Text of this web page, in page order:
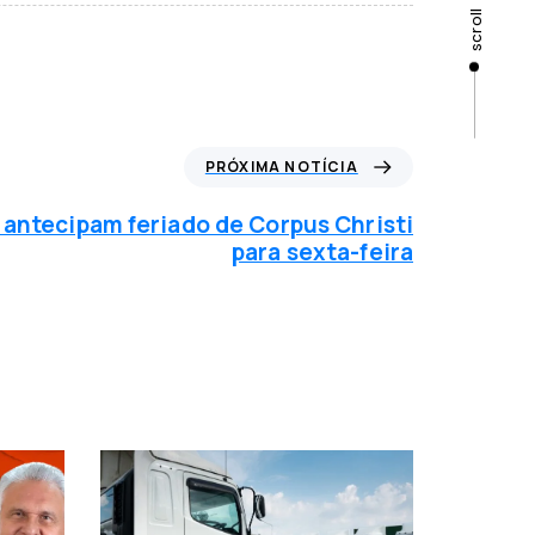
scroll
PRÓXIMA NOTÍCIA
antecipam feriado de Corpus Christi
para sexta-feira